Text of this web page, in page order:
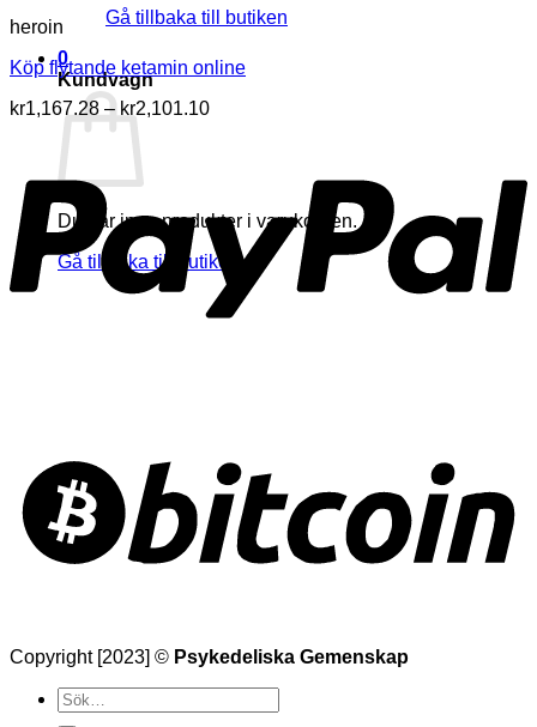
Gå tillbaka till butiken
0
Kundvagn
Du har inga produkter i varukorgen.
Gå tillbaka till butiken
heroin
Köp flytande ketamin online
kr1,167.28 – kr2,101.10Prisintervall:
Copyright [2023] © Psykedeliska Gemenskap
Söka
efter